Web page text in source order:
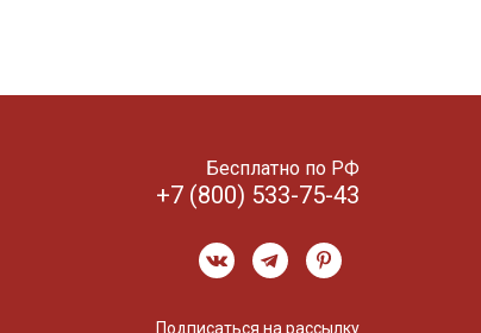
Бесплатно по РФ
+7 (800) 533-75-43
Подписаться на рассылку